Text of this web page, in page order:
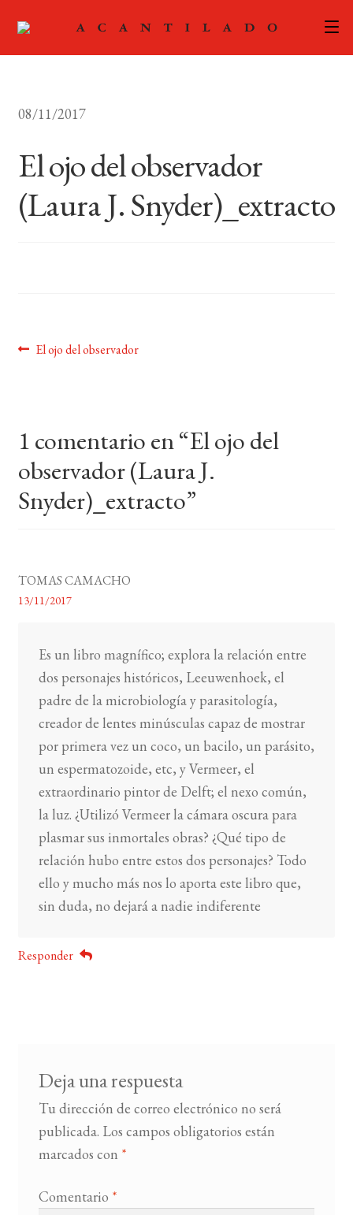
ACTUALIDAD
menú
PODCAST
LISTA DE LIBROS
08/11/2017
El ojo del observador
(Laura J. Snyder)_extracto
Navegación
Anterior:
El ojo del observador
1 comentario en “El ojo del
observador (Laura J.
Snyder)_extracto”
TOMAS CAMACHO
13/11/2017
Es un libro magnífico; explora la relación entre
dos personajes históricos, Leeuwenhoek, el
padre de la microbiología y parasitología,
creador de lentes minúsculas capaz de mostrar
por primera vez un coco, un bacilo, un parásito,
un espermatozoide, etc, y Vermeer, el
extraordinario pintor de Delft; el nexo común,
la luz. ¿Utilizó Vermeer la cámara oscura para
plasmar sus inmortales obras? ¿Qué tipo de
relación hubo entre estos dos personajes? Todo
ello y mucho más nos lo aporta este libro que,
sin duda, no dejará a nadie indiferente
Responder
Deja una respuesta
Tu dirección de correo electrónico no será
publicada. Los campos obligatorios están
marcados con *
Comentario *